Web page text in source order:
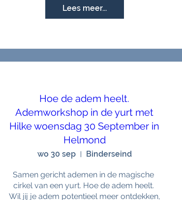
Lees meer...
Hoe de adem heelt.
Ademworkshop in de yurt met
Hilke woensdag 30 September in
Helmond
wo 30 sep Binderseind
Samen gericht ademen in de magische
cirkel van een yurt. Hoe de adem heelt.
Wil jij je adem potentieel meer ontdekken,